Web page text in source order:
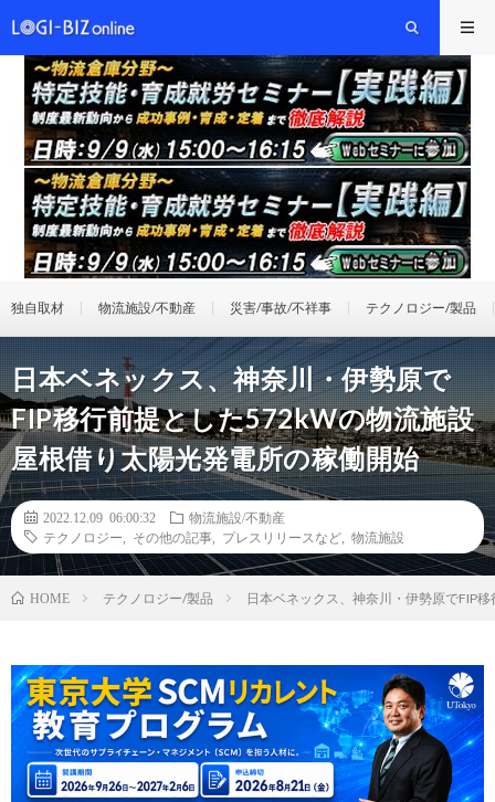
独自取材 物流施設/不動産 災害/事故/不祥事 テクノロジー/製品
日本ベネックス、神奈川・伊勢原で
FIP移行前提とした572kWの物流施設
屋根借り太陽光発電所の稼働開始
2022.12.09 06:00:32
物流施設/不動産
テクノロジー
その他の記事 プレスリリースなど 物流施設
HOME テクノロジー/製品 日本ベネックス、神奈川・伊勢原でFIP